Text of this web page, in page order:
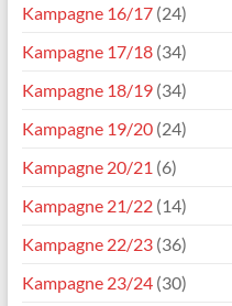
Kampagne 16/17(24)
Kampagne 17/18(34)
Kampagne 18/19(34)
Kampagne 19/20(24)
Kampagne 20/21 (6)
Kampagne 21/22(14)
Kampagne 22/23(36)
Kampagne 23/24(30)